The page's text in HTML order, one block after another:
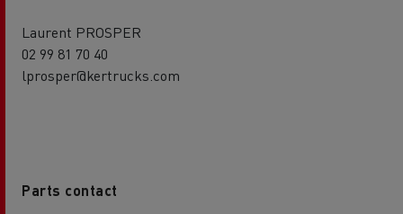
Laurent PROSPER
02 99 81 70 40
lprosper@kertrucks.com
Parts contact